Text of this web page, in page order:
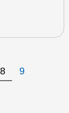
8 9